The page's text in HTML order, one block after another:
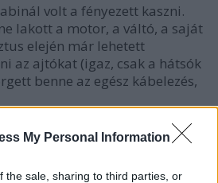
My Personal Information
the sale, sharing to third parties, or
volt a fényezett kaszni.
lakott a motor, a váltó, a saját
elején már lehetett
az ajtókat (igaz, csak a hátsók
benne az egész kábelezés,
a mozdony